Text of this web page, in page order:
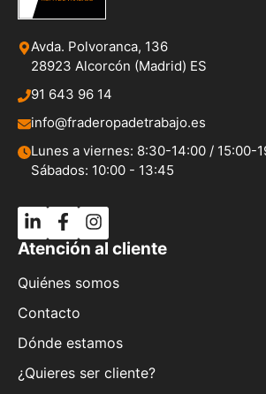
Avda. Polvoranca, 136
28923 Alcorcón (Madrid) ES
91 643 96 14
info@fraderopadetrabajo.es
Lunes a viernes: 8:30-14:00 / 15:00-
Sábados: 10:00 - 13:45
Atención al cliente
Quiénes somos
Contacto
Dónde estamos
¿Quieres ser cliente?